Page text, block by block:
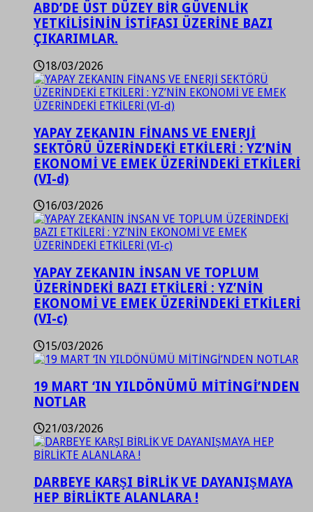
ABD’DE ÜST DÜZEY BİR GÜVENLİK
YETKİLİSİNİN İSTİFASI ÜZERİNE BAZI
ÇIKARIMLAR.
18/03/2026
YAPAY ZEKANIN FİNANS VE ENERJİ
SEKTÖRÜ ÜZERİNDEKİ ETKİLERİ : YZ’NİN
EKONOMİ VE EMEK ÜZERİNDEKİ ETKİLERİ
(VI-d)
16/03/2026
YAPAY ZEKANIN İNSAN VE TOPLUM
ÜZERİNDEKİ BAZI ETKİLERİ : YZ’NİN
EKONOMİ VE EMEK ÜZERİNDEKİ ETKİLERİ
(VI-c)
15/03/2026
19 MART ‘IN YILDÖNÜMÜ MİTİNGİ’NDEN
NOTLAR
21/03/2026
DARBEYE KARŞI BİRLİK VE DAYANIŞMAYA
HEP BİRLİKTE ALANLARA !